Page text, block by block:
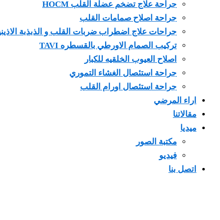
جراحة علاج تضخم عضلة القلب HOCM
جراحة اصلاح صمامات القلب
جراحات علاج اضطراب ضربات القلب و الذبذبة
تركيب الصمام الاورطي بالقسطره TAVI
اصلاح العيوب الخلقيه للكبار
جراحة استئصال الغشاء التموري
جراحة استئصال اورام القلب
اراء المرضي
مقالاتنا
ميديا
مكتبة الصور
فيديو
اتصل بنا